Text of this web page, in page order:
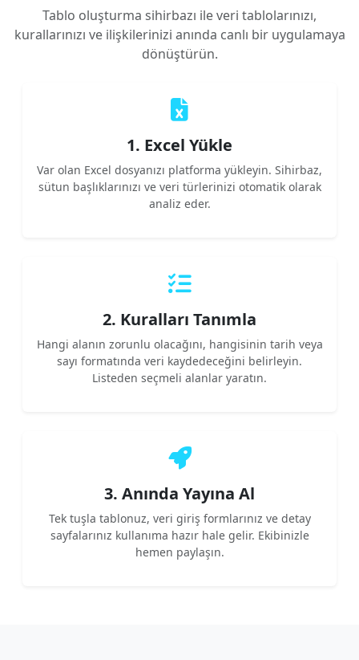
Tablo oluşturma sihirbazı ile veri tablolarınızı,
kurallarınızı ve ilişkilerinizi anında canlı bir uygulamaya
dönüştürün.
1. Excel Yükle
Var olan Excel dosyanızı platforma yükleyin. Sihirbaz,
sütun başlıklarınızı ve veri türlerinizi otomatik olarak
analiz eder.
2. Kuralları Tanımla
Hangi alanın zorunlu olacağını, hangisinin tarih veya
sayı formatında veri kaydedeceğini belirleyin.
Listeden seçmeli alanlar yaratın.
3. Anında Yayına Al
Tek tuşla tablonuz, veri giriş formlarınız ve detay
sayfalarınız kullanıma hazır hale gelir. Ekibinizle
hemen paylaşın.